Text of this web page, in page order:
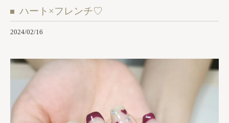
ハート×フレンチ♡⁡
2024/02/16